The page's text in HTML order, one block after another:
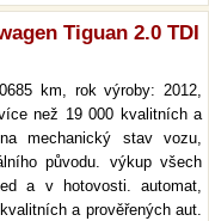
Tiguan 2.0 TDI
km, rok výroby: 2012,
než 19 000 kvalitních a
mechanický stav vozu,
původu. výkup všech
a v hotovosti. automat,
a prověřených aut.